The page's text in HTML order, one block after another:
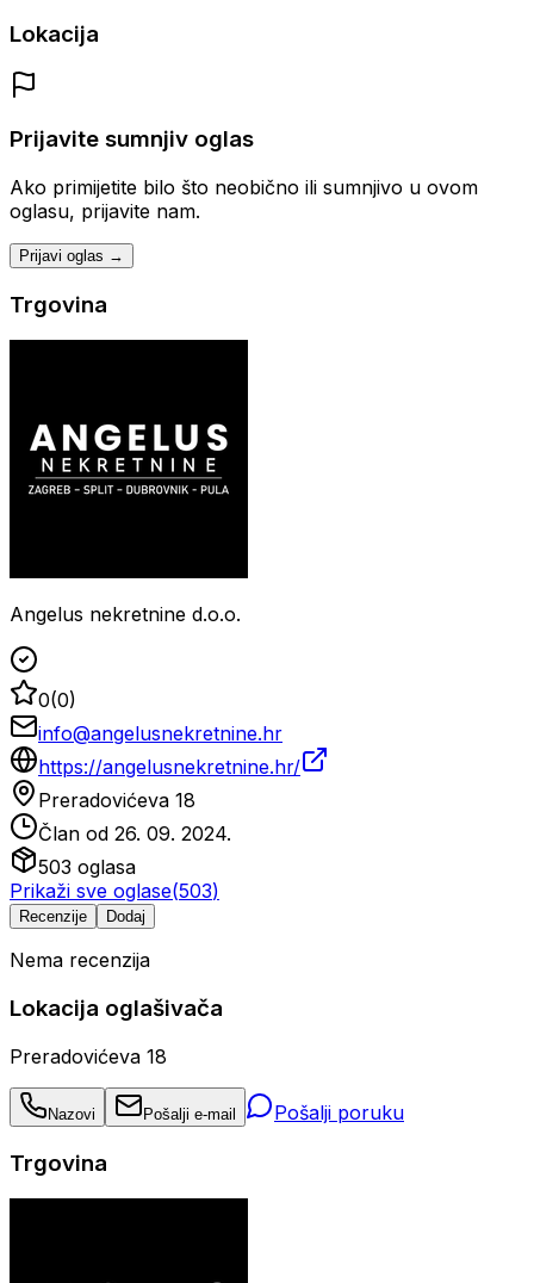
Lokacija
Prijavite sumnjiv oglas
Ako primijetite bilo što neobično ili sumnjivo u ovom
oglasu, prijavite nam.
Prijavi oglas →
Trgovina
Angelus nekretnine d.o.o.
0(0)
info@angelusnekretnine.hr
https://angelusnekretnine.hr/
Preradovićeva 18
Član od 26. 09. 2024.
503 oglasa
Prikaži sve oglase(503)
Recenzije Dodaj
Nema recenzija
Lokacija oglašivača
Preradovićeva 18
Nazovi Pošalji e-mail Pošalji poruku
Trgovina